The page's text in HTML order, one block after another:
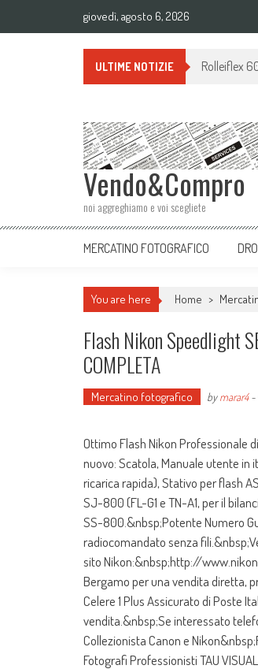
giovedì, agosto 6, 2026
ULTIME NOTIZIE Monopiede
Vendo&Compro
noi aggreghiamo e voi scegliete
MERCATINO FOTOGRAFICO
You are here Home >
Flash Nikon Speedlight
COMPLETA
Mercatino fotografico bymarar4-
Ottimo Flash Nikon Professionale
nuovo: Scatola, Manuale utente in
ricarica rapida), Stativo per flash
SJ-800 (FL-G1 e TN-A1, per il
SS-800.&nbsp;Potente Numero
radiocomandato senza
sito Nikon:&nbsp;http://
Bergamo per una vendita diretta,
Celere 1 Plus Assicurato di Poste
vendita.&nbsp;Se interessato
Collezionista Canon e
Fotografi Professionisti TAU